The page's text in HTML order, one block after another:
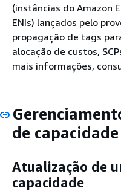
(instâncias do Amazon
ENIs) lançados pelo
propagação de tags
alocação de custos,
mais informações,
de capacidade
Atualização de
capacidade